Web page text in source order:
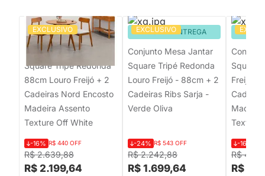
EXCLUSIVO
PRONTA ENTREGA
Conjunto Mesa Jantar
Square Tripé Redonda
88cm Louro Freijó + 2
Cadeiras Nord Encosto
Madeira Assento
Texture Off White
R$ 2.639,88
-16% R$ 440 OFF
R$ 2.199,64
EXCLUSIVO
PRONTA ENTREGA
Conjunto Mesa Jantar
Square Tripé Redonda
Louro Freijó - 88cm + 2
Cadeiras Ribs Sarja -
Verde Oliva
R$ 2.242,88
-24% R$ 543 OFF
R$ 1.699,64
Square
Freijó
Texture
R$
-16%
R$